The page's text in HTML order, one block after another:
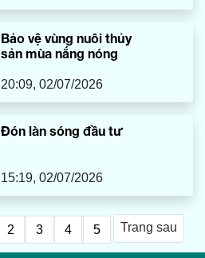
Bảo vệ vùng nuôi thủy
sản mùa nắng nóng
20:09, 02/07/2026
Đón làn sóng đầu tư
15:19, 02/07/2026
2 3 4 5 Trang sau